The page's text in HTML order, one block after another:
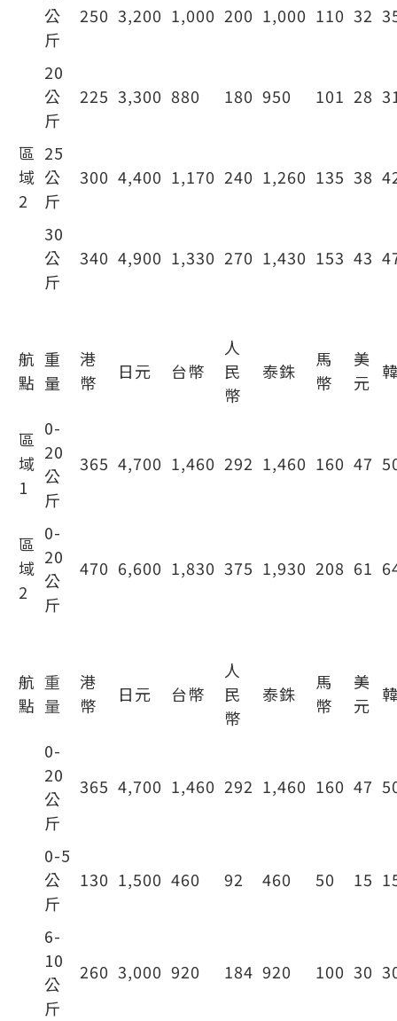
公
斤
250 3,200 1,000 200 1,000 110 32
區
域
2
20
公
斤
225 3,300 880 180 950 101 28
25
公
斤
300 4,400 1,170 240 1,260 135 38
30
公
斤
340 4,900 1,330 270 1,430 153 43
航
點
重
量
港
幣
日元 台幣
人
民
幣
泰銖
馬
幣
美
元
區
域
1
0-
20
公
斤
365 4,700 1,460 292 1,460 160 47
區
域
2
0-
20
公
斤
470 6,600 1,830 375 1,930 208 61
航
點
重
量
港
幣
日元 台幣
人
民
幣
泰銖
馬
幣
美
元
0-
20
公
斤
365 4,700 1,460 292 1,460 160 47
0-5
公
斤
130 1,500 460 92 460 50 15
6-
10
公
斤
260 3,000 920 184 920 100 30